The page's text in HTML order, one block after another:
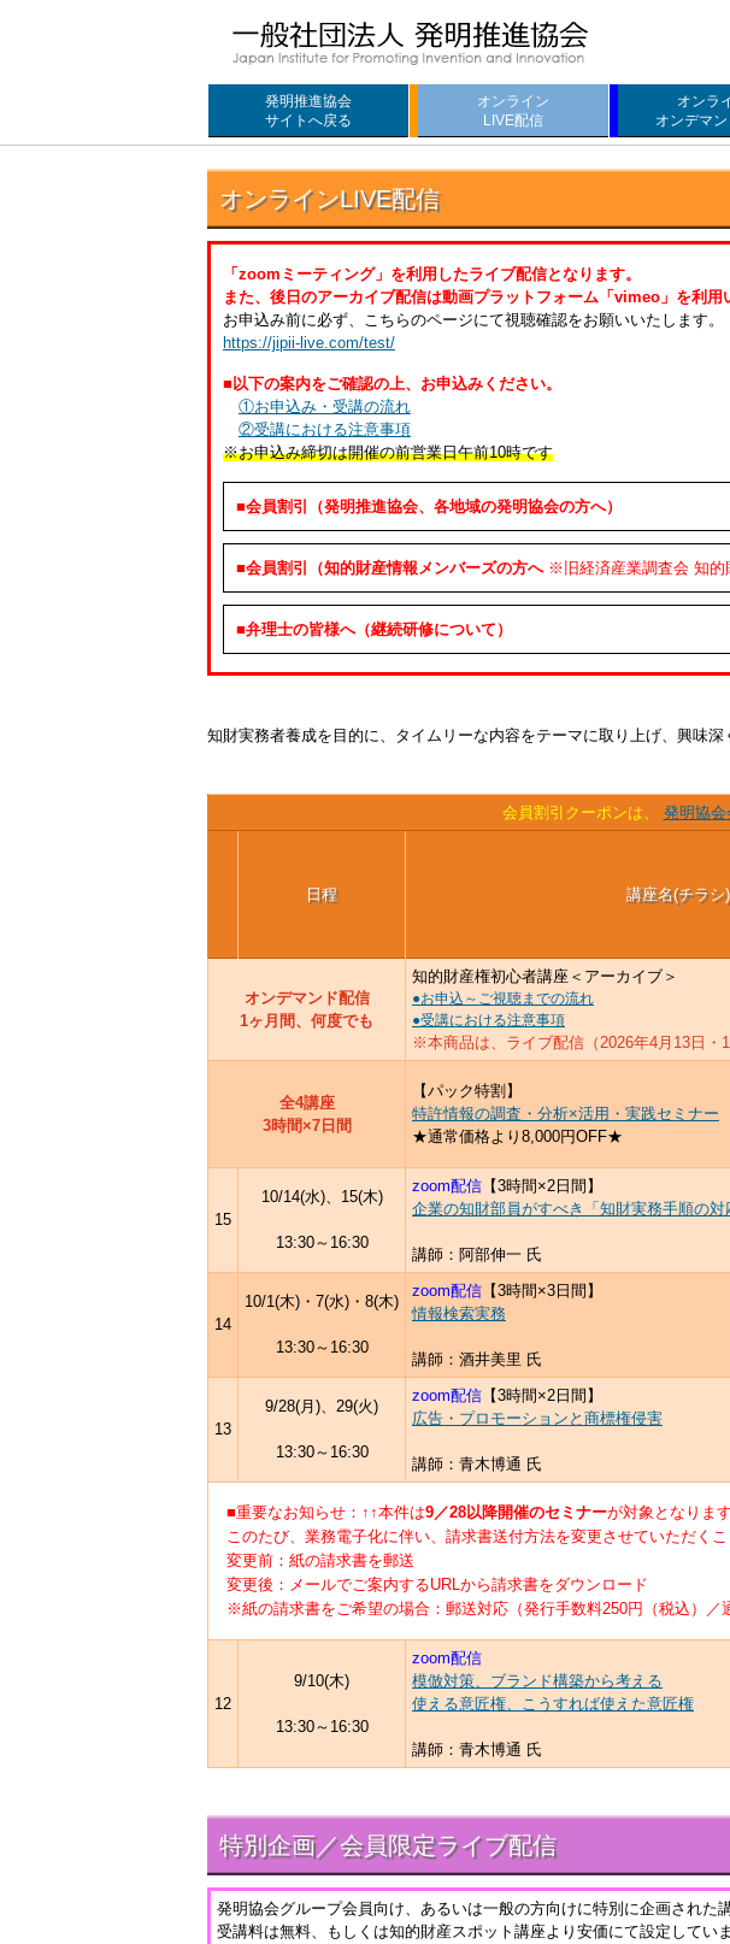
発明推進協会
サイトへ戻る
オンライン
LIVE配信
オンラ
オンデマ
オンラインLIVE配信
「zoomミーティング」を利用したライブ配信となります。
また、後日のアーカイブ配信は動画プラットフォーム「vimeo」を利用
お申込み前に必ず、こちらのページにて視聴確認をお願いいたします。
https://jipii-live.com/test/
■以下の案内をご確認の上、お申込みください。
①お申込み・受講の流れ
②受講における注意事項
※お申込み締切は開催の前営業日午前10時です
■会員割引（発明推進協会、各地域の発明協会の方へ）
■会員割引（知的財産情報メンバーズの方へ ※旧経済産業調査会 知的
■弁理士の皆様へ（継続研修について）
知財実務者養成を目的に、タイムリーな内容をテーマに取り上げ、興味
会員割引クーポンは、 発明協会
日程 講座名(チラシ
オンデマンド配信
1ヶ月間、何度でも
知的財産権初心者講座＜アーカイブ＞
●お申込～ご視聴までの流れ
●受講における注意事項
※本商品は、ライブ配信（2026年4月13日・
全4講座
3時間×7日間
【パック特割】
特許情報の調査・分析×活用・実践セミナー
★通常価格より8,000円OFF★
15
10/14(水)、15(木)
13:30～16:30
zoom配信 【3時間×2日間】
企業の知財部員がすべき「知財実務手順の対
講師：阿部伸一 氏
14
10/1(木)・7(水)・8(木)
13:30～16:30
zoom配信 【3時間×3日間】
情報検索実務
講師：酒井美里 氏
13
9/28(月)、29(火)
13:30～16:30
zoom配信 【3時間×2日間】
広告・プロモーションと商標権侵害
講師：青木博通 氏
■重要なお知らせ：↑↑本件は9／28以降開催のセミナーが対象となりま
このたび、業務電子化に伴い、請求書送付方法を変更させていただくこ
変更前：紙の請求書を郵送
変更後：メールでご案内するURLから請求書をダウンロード
※紙の請求書をご希望の場合：郵送対応（発行手数料250円（税込）／
12
9/10(木)
13:30～16:30
zoom配信
模倣対策、ブランド構築から考える
使える意匠権、こうすれば使えた意匠権
講師：青木博通 氏
特別企画／会員限定ライブ配信
発明協会グループ会員向け、あるいは一般の方向けに特別に企画された講
受講料は無料、もしくは知的財産スポット講座より安価にて設定していま